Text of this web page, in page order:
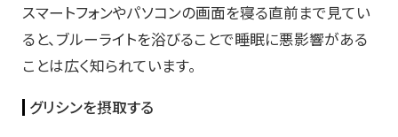
スマートフォンやパソコンの画面を寝る直前まで見てい
ると、ブルーライトを浴びることで睡眠に悪影響がある
ことは広く知られています。
グリシンを摂取する